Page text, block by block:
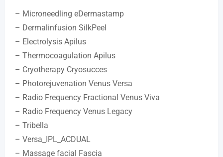
– Microneedling eDermastamp
– Dermalinfusion SilkPeel
– Electrolysis Apilus
– Thermocoagulation Apilus
– Cryotherapy Cryosucces
– Photorejuvenation Venus Versa
– Radio Frequency Fractional Venus Viva
– Radio Frequency Venus Legacy
– Tribella
– Versa_IPL_ACDUAL
– Massage facial Fascia